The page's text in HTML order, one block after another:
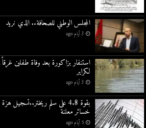
المجلس الوطني للصحافة.. الذي نريد
3 أيام ago
استنفار بزاكورة بعد وفاة طفلين
لكراير
3 أيام ago
بقوة 4.8 على سلم
خسائر معلنة
5 أيام ago